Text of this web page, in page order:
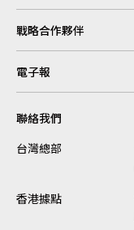
戰略合作夥伴
電子報
聯絡我們
台灣總部
香港據點